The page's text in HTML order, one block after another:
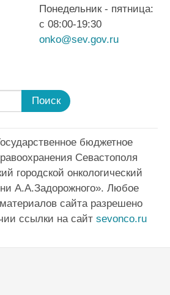
Понедельник - пятница:
с 08:00-19:30
onko@sev.gov.ru
Поиск
бюджетное
Севастополя
городской онкологический
А.А.Задорожного». Любое
сайта разрешено
ссылки на сайт sevonco.ru